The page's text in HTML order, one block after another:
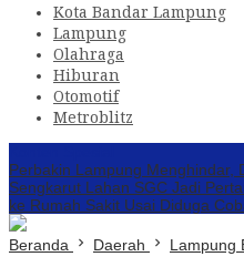
Kota Bandar Lampung
Lampung
Olahraga
Hiburan
Otomotif
Metroblitz
Perbakin Lampung Menghindar,
Sengkarut Lahan SGC Jadi
ke Rumah Sakit Usai Diduga
Beranda Daerah Lampung